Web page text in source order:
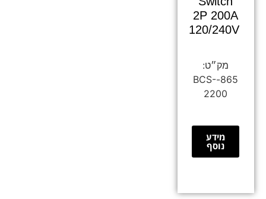
2P 200A
120/240V
865-BCS-
2200
מידע
נוסף